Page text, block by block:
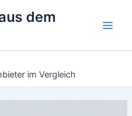
dem
im Vergleich